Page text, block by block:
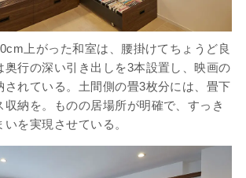
上がった和室は、腰掛けてちょうど良
奥行の深い引き出しを3本設置し、映画の
されている。土間側の畳3枚分には、畳下
収納を。ものの居場所が明確で、すっき
を実現させている。